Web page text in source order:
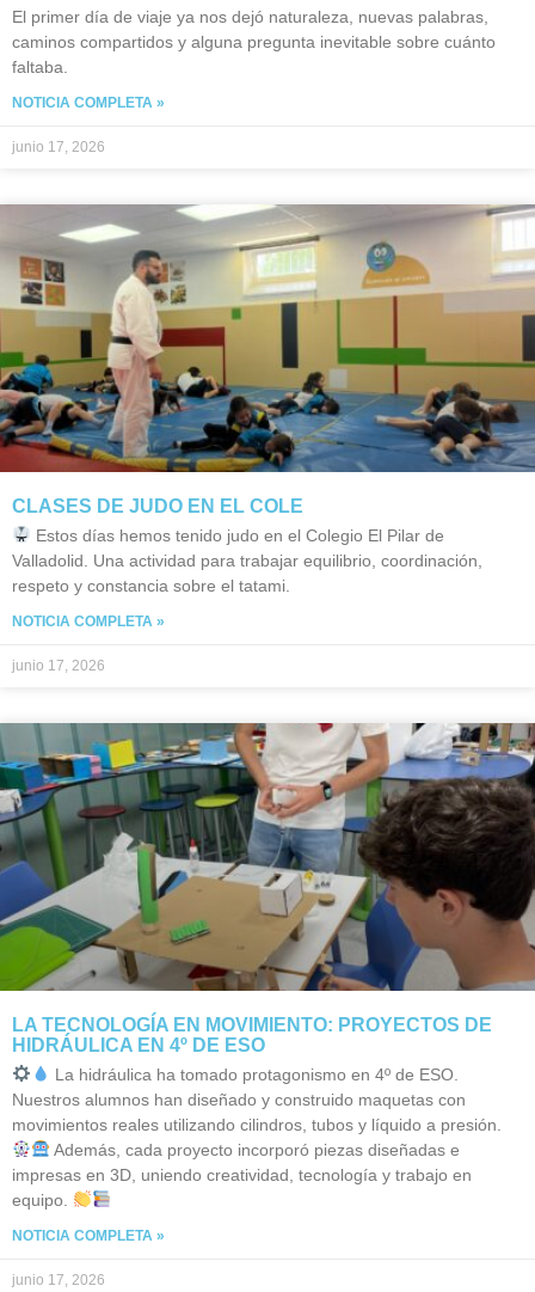
El primer día de viaje ya nos dejó naturaleza, nuevas palabras,
caminos compartidos y alguna pregunta inevitable sobre cuánto
faltaba.
NOTICIA COMPLETA »
junio 17, 2026
CLASES DE JUDO EN EL COLE
Estos días hemos tenido judo en el Colegio El Pilar de
Valladolid. Una actividad para trabajar equilibrio, coordinación,
respeto y constancia sobre el tatami.
NOTICIA COMPLETA »
junio 17, 2026
LA TECNOLOGÍA EN MOVIMIENTO: PROYECTOS DE
HIDRÁULICA EN 4º DE ESO
La hidráulica ha tomado protagonismo en 4º de ESO.
Nuestros alumnos han diseñado y construido maquetas con
movimientos reales utilizando cilindros, tubos y líquido a presión.
Además, cada proyecto incorporó piezas diseñadas e
impresas en 3D, uniendo creatividad, tecnología y trabajo en
equipo.
NOTICIA COMPLETA »
junio 17, 2026